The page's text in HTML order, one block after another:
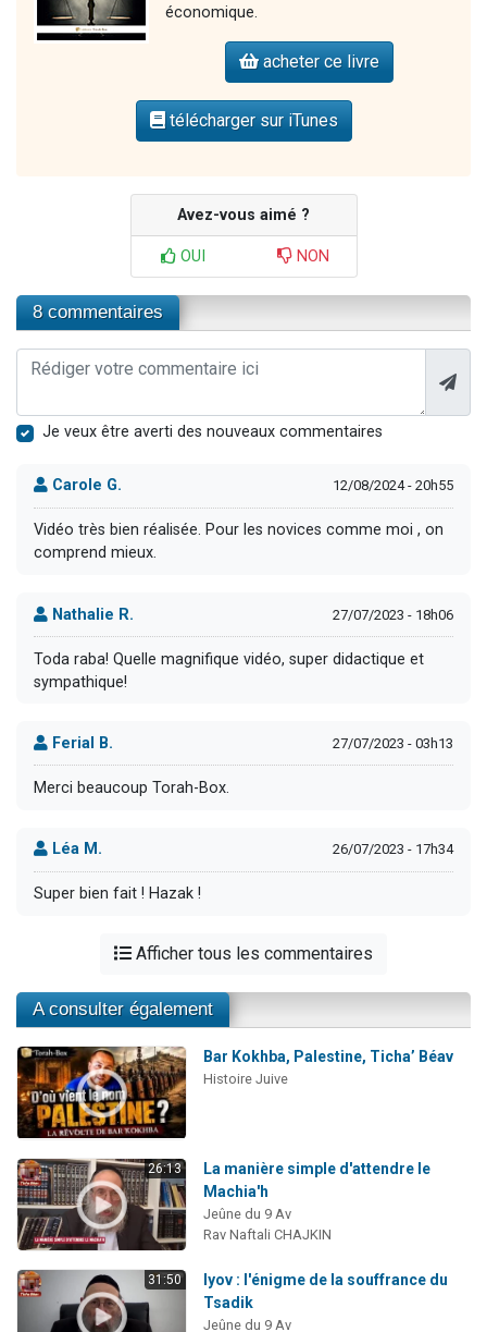
économique.
acheter ce livre
télécharger sur iTunes
Avez-vous aimé ?
OUI NON
8 commentaires
Je veux être averti des nouveaux commentaires
Carole G. 12/08/2024 - 20h55
Vidéo très bien réalisée. Pour les novices comme moi , on
comprend mieux.
Nathalie R. 27/07/2023 - 18h06
Toda raba! Quelle magnifique vidéo, super didactique et
sympathique!
Ferial B. 27/07/2023 - 03h13
Merci beaucoup Torah-Box.
Léa M. 26/07/2023 - 17h34
Super bien fait ! Hazak !
Afficher tous les commentaires
A consulter également
Bar Kokhba, Palestine, Ticha’ Béav
Histoire Juive
26:13
La manière simple d'attendre le
Machia'h
Jeûne du 9 Av
Rav Naftali CHAJKIN
31:50
Iyov : l'énigme de la souffrance du
Tsadik
Jeûne du 9 Av